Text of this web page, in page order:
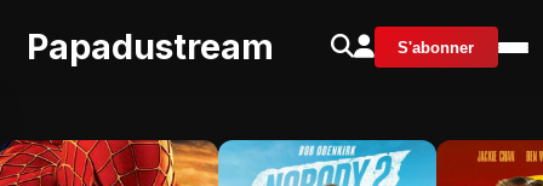
Papadustream S'abonner